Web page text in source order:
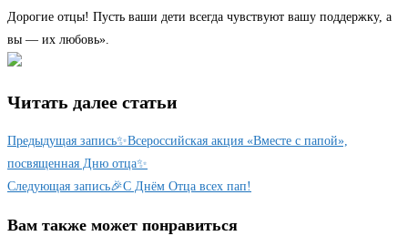
Дорогие отцы! Пусть ваши дети всегда чувствуют вашу поддержку, а
вы — их любовь».
Читать далее статьи
Предыдущая запись✨Всероссийская акция «Вместе с папой»,
посвященная Дню отца✨
Следующая запись🎉С Днём Отца всех пап!
Вам также может понравиться